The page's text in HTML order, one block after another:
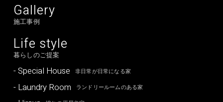
Gallery
施工事例
Life style
暮らしのご提案
- Special House 非日常が日常になる家
- Laundry Room ランドリールームのある家